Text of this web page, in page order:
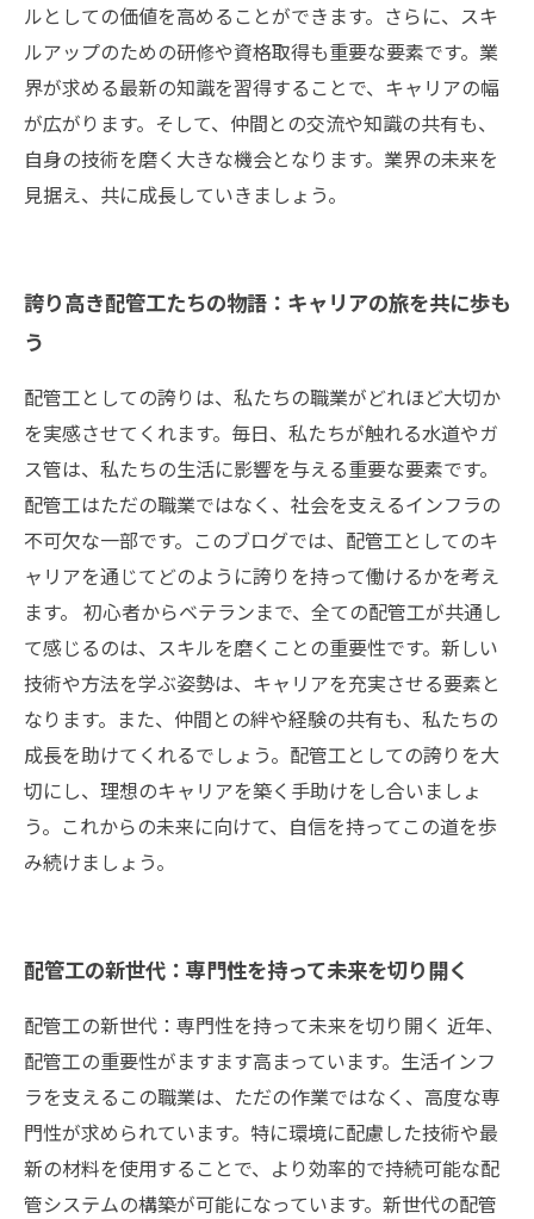
ルとしての価値を高めることができます。さらに、スキ
ルアップのための研修や資格取得も重要な要素です。業
界が求める最新の知識を習得することで、キャリアの幅
が広がります。そして、仲間との交流や知識の共有も、
自身の技術を磨く大きな機会となります。業界の未来を
見据え、共に成長していきましょう。
誇り高き配管工たちの物語：キャリアの旅を共に歩も
う
配管工としての誇りは、私たちの職業がどれほど大切か
を実感させてくれます。毎日、私たちが触れる水道やガ
ス管は、私たちの生活に影響を与える重要な要素です。
配管工はただの職業ではなく、社会を支えるインフラの
不可欠な一部です。このブログでは、配管工としてのキ
ャリアを通じてどのように誇りを持って働けるかを考え
ます。 初心者からベテランまで、全ての配管工が共通し
て感じるのは、スキルを磨くことの重要性です。新しい
技術や方法を学ぶ姿勢は、キャリアを充実させる要素と
なります。また、仲間との絆や経験の共有も、私たちの
成長を助けてくれるでしょう。配管工としての誇りを大
切にし、理想のキャリアを築く手助けをし合いましょ
う。これからの未来に向けて、自信を持ってこの道を歩
み続けましょう。
配管工の新世代：専門性を持って未来を切り開く
配管工の新世代：専門性を持って未来を切り開く 近年、
配管工の重要性がますます高まっています。生活インフ
ラを支えるこの職業は、ただの作業ではなく、高度な専
門性が求められています。特に環境に配慮した技術や最
新の材料を使用することで、より効率的で持続可能な配
管システムの構築が可能になっています。新世代の配管